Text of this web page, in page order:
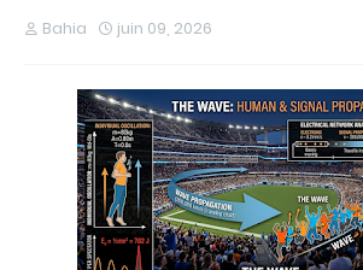
Bahia juin 09, 2026